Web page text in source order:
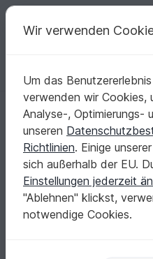
Deine kreativen Ideen
Deutsch | € (EUR)
Startseite Stricken Tücher
Strickanleitung - Stricktuch mit
Strickanleitung -
No.126
Wir verwenden
Um das
verwenden wir Cookies,
Analyse-, Optimierungs-
unseren
Richtlinien. Einige
sich außerhalb der EU.
Einstellungen jederzeit
"Ablehnen" klickst,
notwendige Cookies.